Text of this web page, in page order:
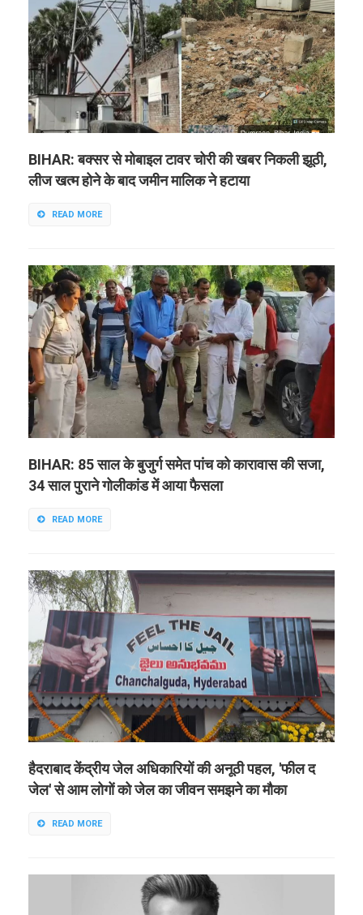
BIHAR: बक्सर से मोबाइल टावर चोरी की खबर निकली झूठी,
लीज खत्म होने के बाद जमीन मालिक ने हटाया
READ MORE
BIHAR: 85 साल के बुजुर्ग समेत पांच को कारावास की सजा,
34 साल पुराने गोलीकांड में आया फैसला
READ MORE
हैदराबाद केंद्रीय जेल अधिकारियों की अनूठी पहल, 'फील द
जेल' से आम लोगों को जेल का जीवन समझने का मौका
READ MORE